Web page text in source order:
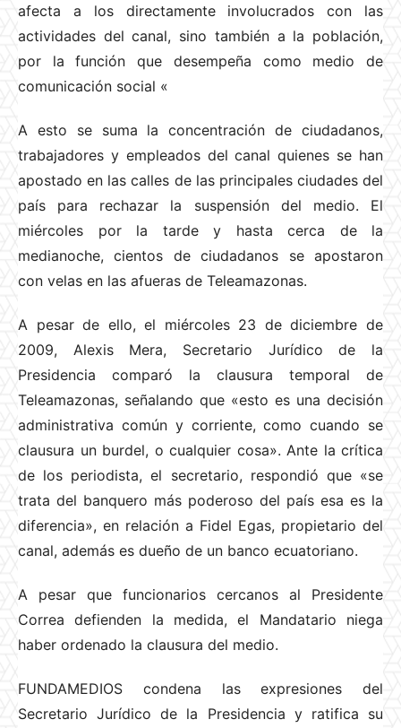
afecta a los directamente involucrados con las
actividades del canal, sino también a la población,
por la función que desempeña como medio de
comunicación social «
A esto se suma la concentración de ciudadanos,
trabajadores y empleados del canal quienes se han
apostado en las calles de las principales ciudades del
país para rechazar la suspensión del medio. El
miércoles por la tarde y hasta cerca de la
medianoche, cientos de ciudadanos se apostaron
con velas en las afueras de Teleamazonas.
A pesar de ello, el miércoles 23 de diciembre de
2009, Alexis Mera, Secretario Jurídico de la
Presidencia comparó la clausura temporal de
Teleamazonas, señalando que «esto es una decisión
administrativa común y corriente, como cuando se
clausura un burdel, o cualquier cosa». Ante la crítica
de los periodista, el secretario, respondió que «se
trata del banquero más poderoso del país esa es la
diferencia», en relación a Fidel Egas, propietario del
canal, además es dueño de un banco ecuatoriano.
A pesar que funcionarios cercanos al Presidente
Correa defienden la medida, el Mandatario niega
haber ordenado la clausura del medio.
FUNDAMEDIOS condena las expresiones del
Secretario Jurídico de la Presidencia y ratifica su